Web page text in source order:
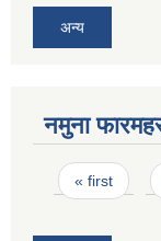
अन्य
नमुना
Pages
« first